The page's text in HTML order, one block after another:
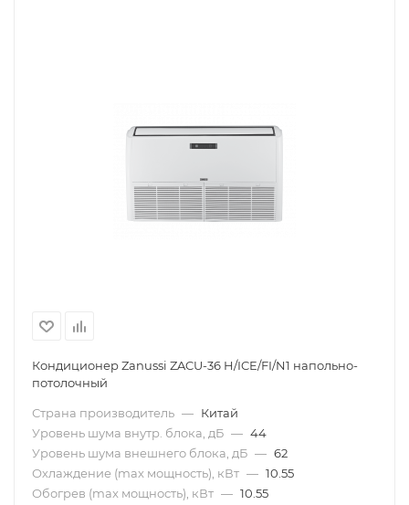
Кондиционер Zanussi ZACU-36 H/ICE/FI/N1 напольно-
потолочный
Страна производитель — Китай
Уровень шума внутр. блока, дБ — 44
Уровень шума внешнего блока, дБ — 62
Охлаждение (max мощность), кВт — 10.55
Обогрев (max мощность), кВт — 10.55